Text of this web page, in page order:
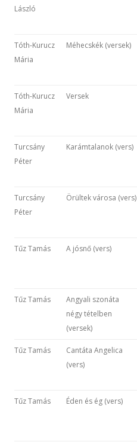
László
Tóth-Kurucz
Mária
Méhecskék (versek)
Tóth-Kurucz
Mária
Versek
Turcsány
Péter
Karámtalanok (vers)
Turcsány
Péter
Örültek városa (vers)
Tűz Tamás A jósnő (vers)
Tűz Tamás
Angyali szonáta
négy tételben
(versek)
Tűz Tamás
Cantáta Angelica
(vers)
Tűz Tamás Éden és ég (vers)